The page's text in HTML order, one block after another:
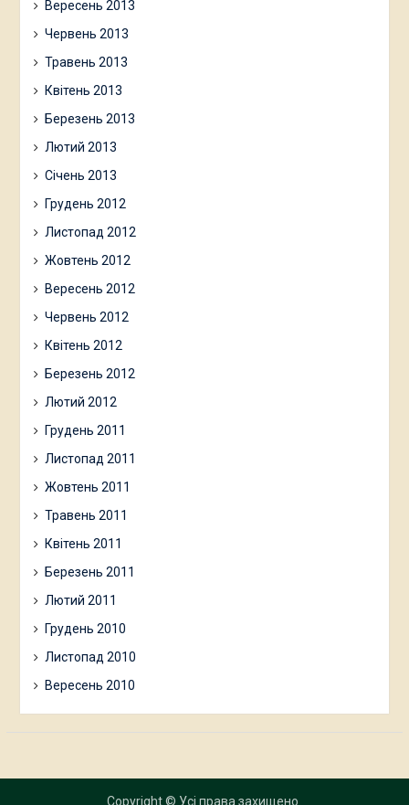
Вересень 2013
Червень 2013
Травень 2013
Квітень 2013
Березень 2013
Лютий 2013
Січень 2013
Грудень 2012
Листопад 2012
Жовтень 2012
Вересень 2012
Червень 2012
Квітень 2012
Березень 2012
Лютий 2012
Грудень 2011
Листопад 2011
Жовтень 2011
Травень 2011
Квітень 2011
Березень 2011
Лютий 2011
Грудень 2010
Листопад 2010
Вересень 2010
Copyright © Усі права захищено.